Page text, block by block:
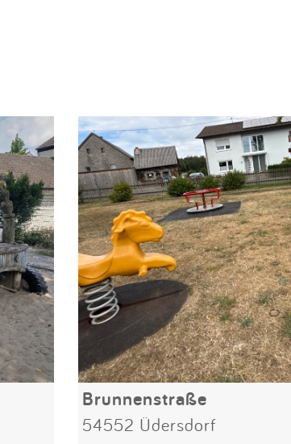
Brunnenstraße
54552 Üdersdorf